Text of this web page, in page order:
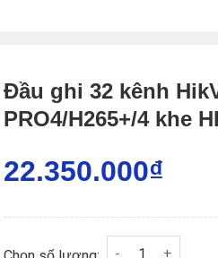
Đầu ghi 32 kênh
PRO4/H265+/4 khe
22.350.000₫
Đầu ghi 32 kênh